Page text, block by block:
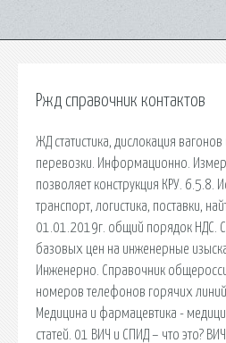
Ржд справочник контактов
ЖД статистика, дислокация
перевозки. Информационно.
позволяет конструкция КРУ. 6.5.8.
транспорт, логистика, поставки,
01.01.2019г. общий порядок НДС.
базовых цен на инженерные
Инженерно. Справочник
номеров телефонов горячих
Медицина и фармацевтика -
статей. 01 ВИЧ и СПИД – что это?